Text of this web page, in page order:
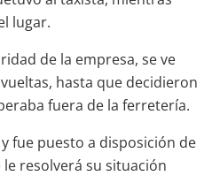
lugar.
de la empresa, se ve
hasta que decidieron
fuera de la ferretería.
fue puesto a disposición de
resolverá su situación